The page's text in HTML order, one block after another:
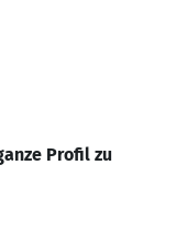
Profil zu